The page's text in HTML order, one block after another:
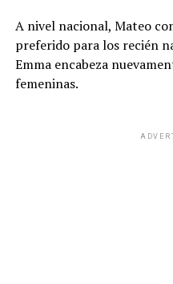
A nivel nacional, Mateo
preferido para los recién
Emma encabeza
femeninas.